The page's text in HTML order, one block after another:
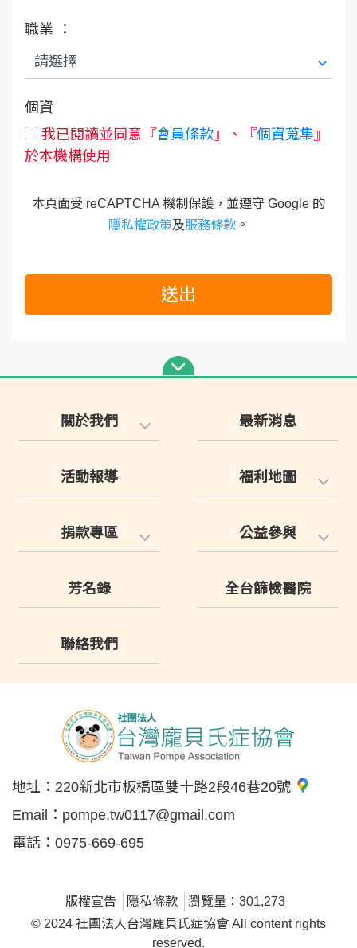
職業 ：
個資
我已閱讀並同意『會員條款 』、『個資蒐集 』
於本機構使用
本頁面受 reCAPTCHA 機制保護，並遵守 Google 的
隱私權政策及服務條款 。
送出
關於我們 最新消息
活動報導 福利地圖
捐款專區 公益參與
芳名錄 全台篩檢醫院
聯絡我們
地址： 220新北市板橋區雙十路2段46巷20號
Email： pompe.tw0117@gmail.com
電話： 0975-669-695
版權宣告 隱私條款
瀏覽量：301,273
© 2024 社團法人台灣龐貝氏症協會 All content rights
reserved.